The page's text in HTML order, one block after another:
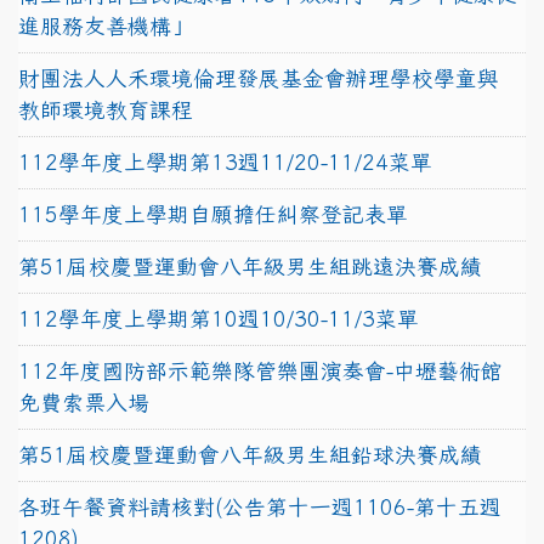
進服務友善機構」
財團法人人禾環境倫理發展基金會辦理學校學童與
教師環境教育課程
112學年度上學期第13週11/20-11/24菜單
115學年度上學期自願擔任糾察登記表單
第51屆校慶暨運動會八年級男生組跳遠決賽成績
112學年度上學期第10週10/30-11/3菜單
112年度國防部示範樂隊管樂團演奏會-中壢藝術館
免費索票入場
第51屆校慶暨運動會八年級男生組鉛球決賽成績
各班午餐資料請核對(公告第十一週1106-第十五週
1208)